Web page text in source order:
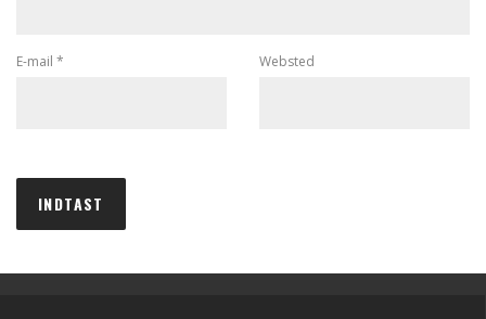
E-mail * Websted